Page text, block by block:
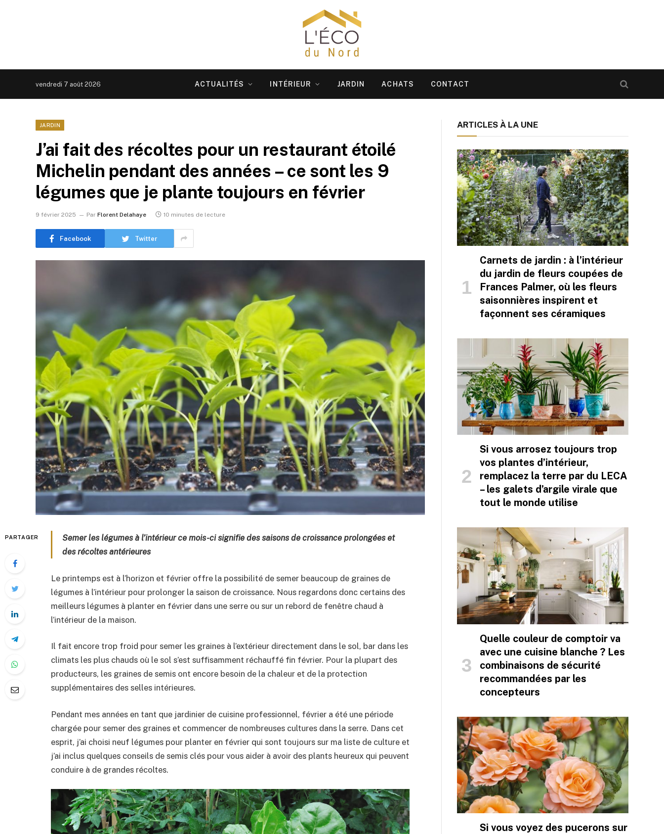
vendredi 7 août 2026 ACTUALITÉS INTÉRIEUR JARDIN ACHATS CONTACT
JARDIN
J’ai fait des récoltes pour un restaurant étoilé
Michelin pendant des années – ce sont les 9
légumes que je plante toujours en février
9 février 2025 Par Florent Delahaye 10 minutes de lecture
Facebook Twitter
PARTAGER
Semer les légumes à l’intérieur ce mois-ci signifie des saisons de croissance prolongées et
des récoltes antérieures
Le printemps est à l’horizon et février offre la possibilité de semer beaucoup de graines de
légumes à l’intérieur pour prolonger la saison de croissance. Nous regardons donc certains des
meilleurs légumes à planter en février dans une serre ou sur un rebord de fenêtre chaud à
l’intérieur de la maison.
Il fait encore trop froid pour semer les graines à l’extérieur directement dans le sol, bar dans les
climats les plus chauds où le sol s’est suffisamment réchauffé fin février. Pour la plupart des
producteurs, les graines de semis ont encore besoin de la chaleur et de la protection
supplémentaires des selles intérieures.
Pendant mes années en tant que jardinier de cuisine professionnel, février a été une période
chargée pour semer des graines et commencer de nombreuses cultures dans la serre. Dans cet
esprit, j’ai choisi neuf légumes pour planter en février qui sont toujours sur ma liste de culture et
j’ai inclus quelques conseils de semis clés pour vous aider à avoir des plants heureux qui peuvent
conduire à de grandes récoltes.
ARTICLES À LA UNE
Carnets de jardin : à l’intérieur
du jardin de fleurs coupées de
Frances Palmer, où les fleurs
saisonnières inspirent et
façonnent ses céramiques
Si vous arrosez toujours trop
vos plantes d’intérieur,
remplacez la terre par du LECA
– les galets d’argile virale que
tout le monde utilise
Quelle couleur de comptoir va
avec une cuisine blanche ? Les
combinaisons de sécurité
recommandées par les
concepteurs
Si vous voyez des pucerons sur